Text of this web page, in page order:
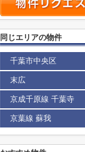
同じエリアの物件
千葉市中央区
末広
京成千原線 千葉寺
京葉線 蘇我